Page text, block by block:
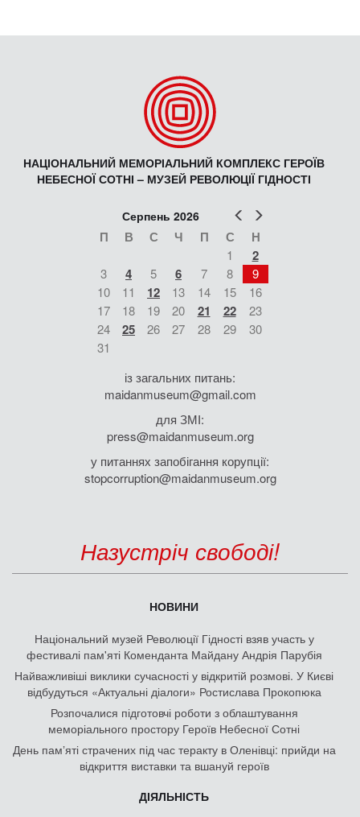
НАЦІОНАЛЬНИЙ МЕМОРІАЛЬНИЙ КОМПЛЕКС ГЕРОЇВ
НЕБЕСНОЇ СОТНІ – МУЗЕЙ РЕВОЛЮЦІЇ ГІДНОСТІ
Попер
Серпень 2026
П В С Ч П С Н
1 2
3 4 5 6 7 8
9
10
11 12 13 14 15
16
17
18 19 20 21 22
23
24
25 26 27 28 29
30
31
із загальних питань:
maidanmuseum@gmail.com
для ЗМІ:
press@maidanmuseum.org
у питаннях запобігання корупції:
stopcorruption@maidanmuseum.org
Назустріч свободі!
НОВИНИ
Національний музей Революції Гідності взяв участь у
фестивалі пам'яті Коменданта Майдану Андрія Парубія
Найважливіші виклики сучасності у відкритій розмові. У Києві
відбудуться «Актуальні діалоги» Ростислава Прокопюка
Розпочалися підготовчі роботи з облаштування
меморіального простору Героїв Небесної Сотні
День памʼяті страчених під час теракту в Оленівці: прийди на
відкриття виставки та вшануй героїв
ДІЯЛЬНІСТЬ